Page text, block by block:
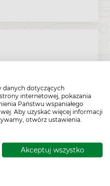
danych dotyczących
internetowej, pokazania
Państwu wspaniałego
Aby uzyskać więcej informacji
otwórz ustawienia.
Akceptuj wszystko
15°C - 25°C